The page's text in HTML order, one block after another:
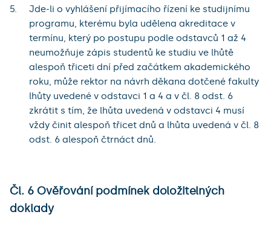
Jde-li o vyhlášení přijímacího řízení ke studijnímu
programu, kterému byla udělena akreditace v
termínu, který po postupu podle odstavců 1 až 4
neumožňuje zápis studentů ke studiu ve lhůtě
alespoň třiceti dní před začátkem akademického
roku, může rektor na návrh děkana dotčené fakulty
lhůty uvedené v odstavci 1 a 4 a v čl. 8 odst. 6
zkrátit s tím, že lhůta uvedená v odstavci 4 musí
vždy činit alespoň třicet dnů a lhůta uvedená v čl. 8
odst. 6 alespoň čtrnáct dnů.
Čl. 6 Ověřování podmínek doložitelných
doklady